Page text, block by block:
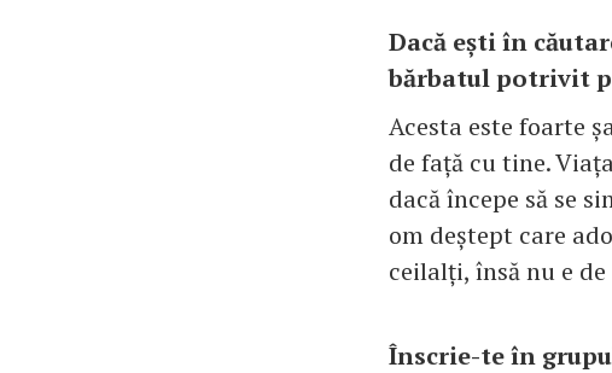
Dacă ești în
bărbatul potrivit
Acesta este foarte
de față cu tine.
dacă începe să se
om deștept care
ceilalți, însă nu e
Înscrie-te în